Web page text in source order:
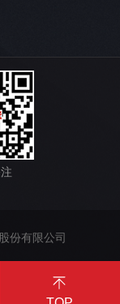
份有限公司